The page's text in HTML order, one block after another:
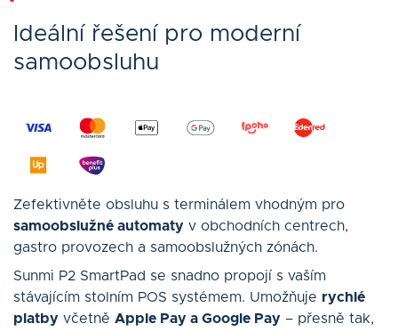
Ideální řešení pro moderní
samoobsluhu
Zefektivněte obsluhu s terminálem vhodným pro
samoobslužné automaty v obchodních centrech,
gastro provozech a samoobslužných zónách.
Sunmi P2 SmartPad se snadno propojí s vaším
stávajícím stolním POS systémem. Umožňuje rychlé
platby včetně Apple Pay a Google Pay – přesně tak,